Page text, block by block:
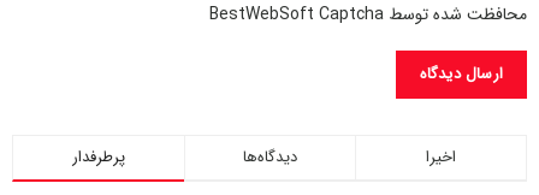
آنها پاسخ می‌دهند: ما از امت محمد«صلّی‌اللَّه‌علیه‌وآله‌وسلّم»
محافظت شده توسط BestWebSoft Captcha
پرطرفدار دیدگاه‌ها اخیرا